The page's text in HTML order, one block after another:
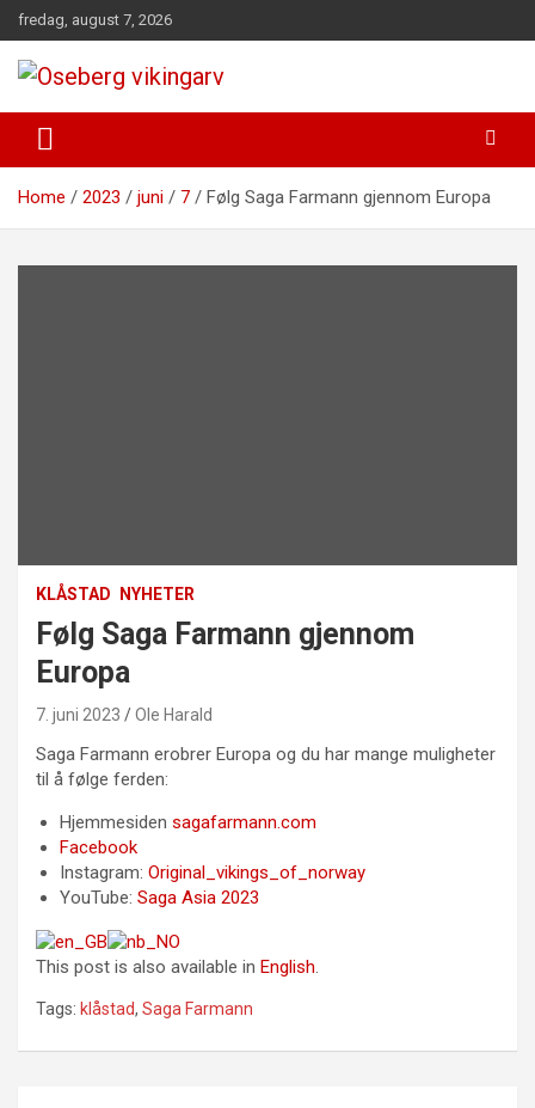
Skip
to
content
fredag, august 7, 2026
Oseberg vikingarv
Home 2023 juni 7 Følg Saga Farmann gjennom Europa
KLÅSTAD NYHETER
Følg Saga Farmann gjennom
Europa
7. juni 2023 Ole Harald
Saga Farmann erobrer Europa og du har mange muligheter
til å følge ferden:
Hjemmesiden sagafarmann.com
Facebook
Instagram: Original_vikings_of_norway
YouTube: Saga Asia 2023
This post is also available in English.
Tags: klåstad, Saga Farmann